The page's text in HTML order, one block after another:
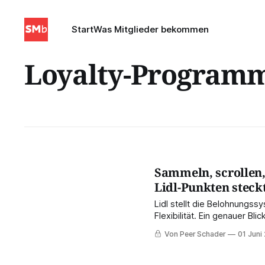
StartWas Mitglieder bekommen
Loyalty-
Sammeln,
Lidl-Punkten
Lidl stellt die
Flexibilität. Ein genauer
gedacht – für Lidl aber
und Händlersicht.
Von Peer Schader 01 Juni